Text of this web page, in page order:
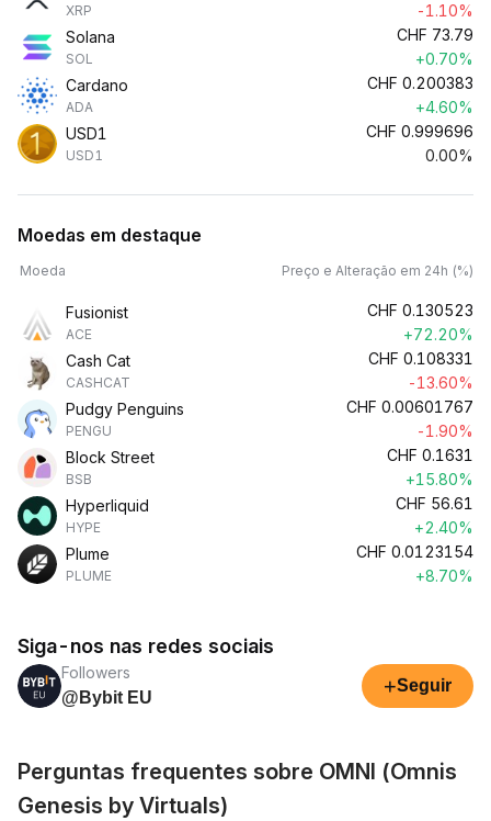
XRP
-1.10%
Solana
SOL
CHF 73.79
+0.70%
Cardano
ADA
CHF 0.200383
+4.60%
USD1
USD1
CHF 0.999696
0.00%
Moedas em destaque
Moeda Preço e Alteração em 24h (%)
Fusionist
ACE
CHF 0.130523
+72.20%
Cash Cat
CASHCAT
CHF 0.108331
-13.60%
Pudgy Penguins
PENGU
CHF 0.00601767
-1.90%
Block Street
BSB
CHF 0.1631
+15.80%
Hyperliquid
HYPE
CHF 56.61
+2.40%
Plume
PLUME
CHF 0.0123154
+8.70%
Siga-nos nas redes sociais
Followers
@Bybit EU
+Seguir
Perguntas frequentes sobre OMNI (Omnis
Genesis by Virtuals)